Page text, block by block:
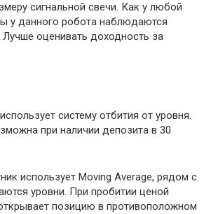
сигнальной свечи. Как у любой
у данного робота наблюдаются
оценивать доходность за
систему отбития от уровня.
при наличии депозита в 30
использует Moving Average, рядом с
уровни. При пробитии ценой
позицию в противоположном